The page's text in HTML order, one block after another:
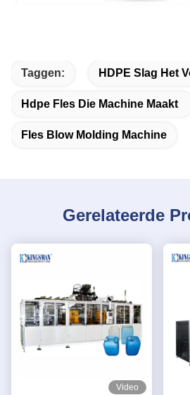
Taggen: HDPE Slag Het
Hdpe Fles Die Machine Maakt
Fles Blow Molding Machine
Gerelateerde
Video